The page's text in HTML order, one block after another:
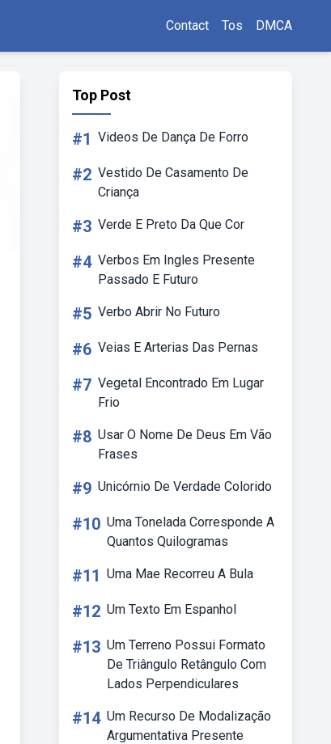
Contact Tos DMCA
Top Post
#1 Videos De Dança De Forro
#2 Vestido De Casamento De
Criança
#3 Verde E Preto Da Que Cor
#4 Verbos Em Ingles Presente
Passado E Futuro
#5 Verbo Abrir No Futuro
#6 Veias E Arterias Das Pernas
#7 Vegetal Encontrado Em Lugar
Frio
#8 Usar O Nome De Deus Em Vão
Frases
#9 Unicórnio De Verdade Colorido
#10 Uma Tonelada Corresponde A
Quantos Quilogramas
#11 Uma Mae Recorreu A Bula
#12 Um Texto Em Espanhol
#13 Um Terreno Possui Formato
De Triângulo Retângulo Com
Lados Perpendiculares
#14 Um Recurso De Modalização
Argumentativa Presente